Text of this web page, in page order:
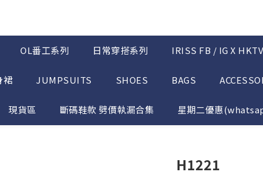
OL番工系列 日常穿搭系列 IRISS FB / IG X
裙 JUMPSUITS SHOES BAGS
現貨區 斷碼鞋款 劈價執漏合集 星期二優惠
H1221